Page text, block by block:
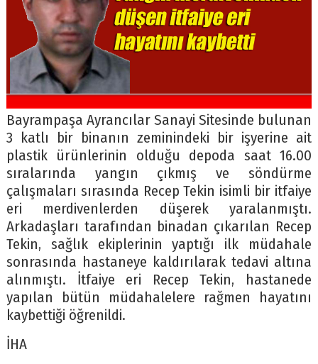
Bayrampaşa Ayrancılar Sanayi Sitesinde bulunan
3 katlı bir binanın zeminindeki bir işyerine ait
plastik ürünlerinin olduğu depoda saat 16.00
sıralarında yangın çıkmış ve söndürme
çalışmaları sırasında Recep Tekin isimli bir itfaiye
eri merdivenlerden düşerek yaralanmıştı.
Arkadaşları tarafından binadan çıkarılan Recep
Tekin, sağlık ekiplerinin yaptığı ilk müdahale
sonrasında hastaneye kaldırılarak tedavi altına
alınmıştı. İtfaiye eri Recep Tekin, hastanede
yapılan bütün müdahalelere rağmen hayatını
kaybettiği öğrenildi.
İHA